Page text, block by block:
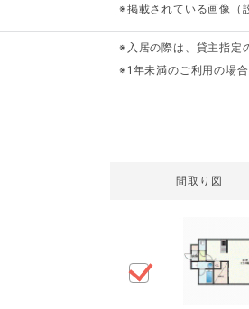
※掲載されている画像（
※入居の際は、貸主指定
※1年未満のご利用の場合
間取り図